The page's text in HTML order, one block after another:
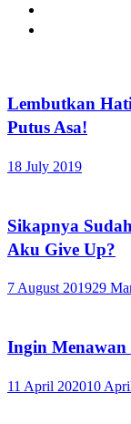
Lembutkan
Putus Asa!
18 July 2019
Sikapnya
Aku Give Up?
7 August 201929
Ingin Menawan
11 April 202010